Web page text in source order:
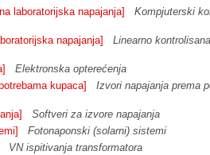
laboratorijska napajanja]
Kompjuterski
napajanja]
Linearno
Elektronska opterećenja
kupaca]
Izvori napajanja prema
Softveri za izvore napajanja
Fotonaponski (solarni) sistemi
VN ispitivanja transformatora